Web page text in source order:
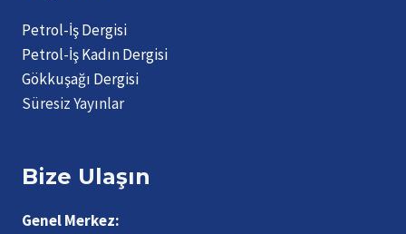
Petrol-İş Dergisi
Petrol-İş Kadın Dergisi
Gökkuşağı Dergisi
Süresiz Yayınlar
Bize Ulaşın
Genel Merkez: